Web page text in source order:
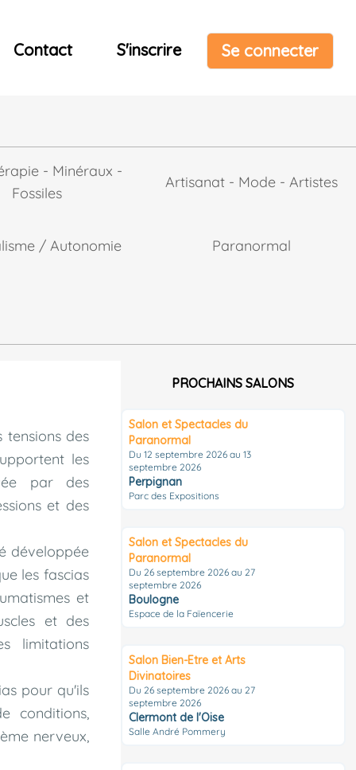
Contact S'inscrire Se connecter
- Minéraux -
Fossiles
Artisanat - Mode - Artistes
/ Autonomie Paranormal
des
les
par des
et des
développée
les fascias
et
et des
limitations
pour qu'ils
conditions,
nerveux,
PROCHAINS SALONS
Salon et Spectacles du
Paranormal
Du 12 septembre 2026 au 13
septembre 2026
Perpignan
Parc des Expositions
Salon et Spectacles du
Paranormal
Du 26 septembre 2026 au 27
septembre 2026
Boulogne
Espace de la Faïencerie
Salon Bien-Etre et Arts
Divinatoires
Du 26 septembre 2026 au 27
septembre 2026
Clermont de l'Oise
Salle André Pommery